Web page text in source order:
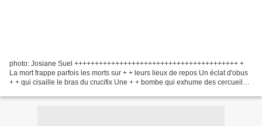
photo: Josiane Suel ++++++++++++++++++++++++++++++++++++++++ +
La mort frappe parfois les morts sur + + leurs lieux de repos Un éclat d'obus
+ + qui cisaille le bras du crucifix Une + + bombe qui exhume des cercueils